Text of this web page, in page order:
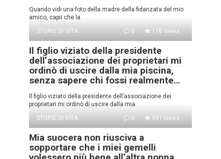
Quando vidi una foto della madre della fidanzata del mio
amico, capii che la
STORIE DI VITA
0 178 views
Il figlio viziato della presidente
dell’associazione dei proprietari mi
ordinò di uscire dalla mia piscina,
senza sapere chi fossi realmente…
Il figlio viziato della presidente dell’associazione dei
proprietari mi ordinò di uscire dalla mia
STORIE DI VITA
0 981 views
Mia suocera non riusciva a
sopportare che i miei gemelli